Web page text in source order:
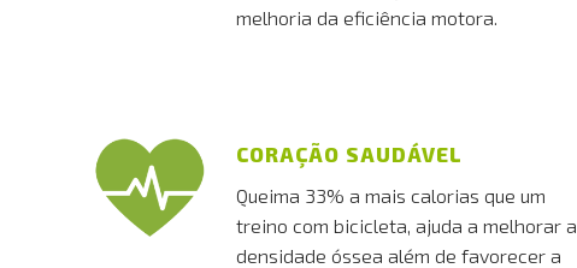
melhoria da eficiência motora.
CORAÇÃO SAUDÁVEL
Queima 33% a mais calorias que um
treino com bicicleta, ajuda a melhorar a
densidade óssea além de favorecer a